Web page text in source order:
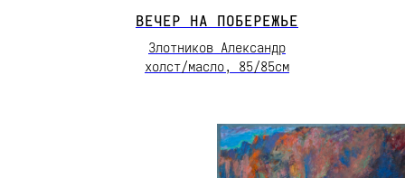
ВЕЧЕР НА ПОБЕРЕЖЬЕ
Злотников Александр
холст/масло, 85/85см